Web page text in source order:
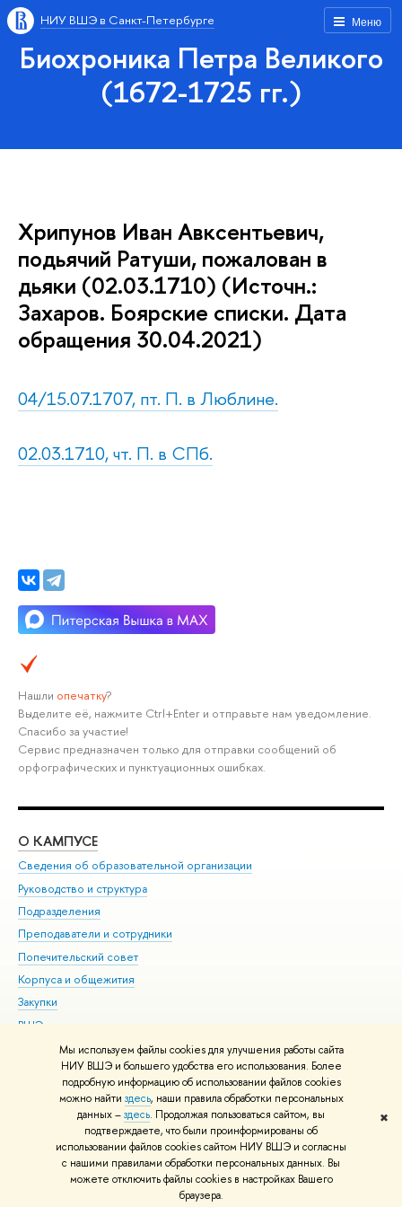
Мы используем файлы cookies для улучшения работы сайта
НИУ ВШЭ и большего удобства его использования. Более
подробную информацию об использовании файлов cookies
можно найти здесь, наши правила обработки персональных
данных –здесь. Продолжая пользоваться сайтом, вы
подтверждаете, что были проинформированы об
использовании файлов cookies сайтом НИУ ВШЭ и согласны
с нашими правилами обработки персональных данных. Вы
можете отключить файлы cookies в настройках Вашего
браузера.
✖
Меню
НИУ ВШЭ в Санкт-Петербурге
Биохроника Петра Великого
(1672-1725 гг.)
Хрипунов Иван Авксентьевич,
подьячий Ратуши, пожалован в
дьяки (02.03.1710) (Источн.:
Захаров. Боярские списки. Дата
обращения 30.04.2021)
04/15.07.1707, пт. П. в Люблине.
02.03.1710, чт. П. в СПб.
Нашли опечатку?
Выделите её, нажмите Ctrl+Enter и отправьте нам уведомление.
Спасибо за участие!
Сервис предназначен только для отправки сообщений об
орфографических и пунктуационных ошибках.
О КАМПУСЕ
Сведения об образовательной организации
Руководство и структура
Подразделения
Преподаватели и сотрудники
Попечительский совет
Корпуса и общежития
Закупки
ВШЭ для студентов с ограниченными возможностями
здоровья и инвалидностью
Версия для слабовидящих
Единая платежная страница
© НИУ ВШЭ 1993–2026 Адреса и контакты Условия использования
материалов Политика конфиденциальности Карта сайта
Шрифты HSE Sans и HSE Slab разработаны вШколе дизайна НИУ ВШЭ